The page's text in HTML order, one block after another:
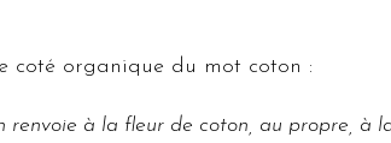
coté organique du mot coton :
renvoie à la fleur de coton, au propre, à